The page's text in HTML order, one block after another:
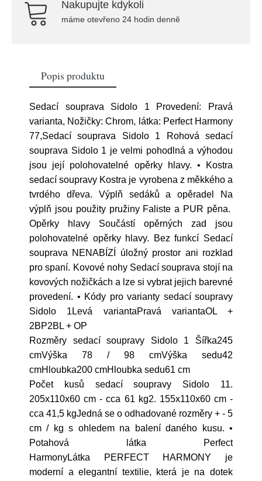
Nakupujte kdykoli
máme otevřeno 24 hodin denně
Popis produktu
Sedací souprava Sidolo 1 Provedení: Pravá
varianta, Nožičky: Chrom, látka: Perfect Harmony
77,Sedací souprava Sidolo 1 Rohová sedací
souprava Sidolo 1 je velmi pohodlná a výhodou
jsou její polohovatelné opěrky hlavy. • Kostra
sedací soupravy Kostra je vyrobena z měkkého a
tvrdého dřeva. Výplň sedáků a opěradel Na
výplň jsou použity pružiny Faliste a PUR pěna.
Opěrky hlavy Součástí opěrných zad jsou
polohovatelné opěrky hlavy. Bez funkcí Sedací
souprava NENABÍZÍ úložný prostor ani rozklad
pro spaní. Kovové nohy Sedací souprava stojí na
kovových nožičkách a lze si vybrat jejich barevné
provedení. • Kódy pro varianty sedací soupravy
Sidolo 1Levá variantaPravá variantaOL +
2BP2BL + OP
Rozměry sedací soupravy Sidolo 1 Šířka245
cmVýška 78 / 98 cmVýška sedu42
cmHloubka200 cmHloubka sedu61 cm
Počet kusů sedací soupravy Sidolo 11.
205x110x60 cm - cca 61 kg2. 155x110x60 cm -
cca 41,5 kgJedná se o odhadované rozměry + - 5
cm / kg s ohledem na balení daného kusu. •
Potahová látka Perfect
HarmonyLátka PERFECT HARMONY je
moderní a elegantní textilie, která je na dotek